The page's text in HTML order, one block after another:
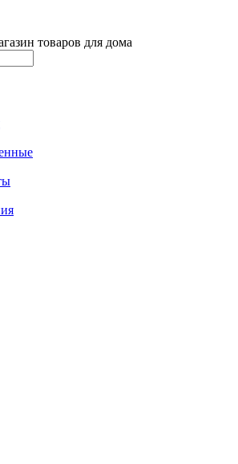
товаров для дома